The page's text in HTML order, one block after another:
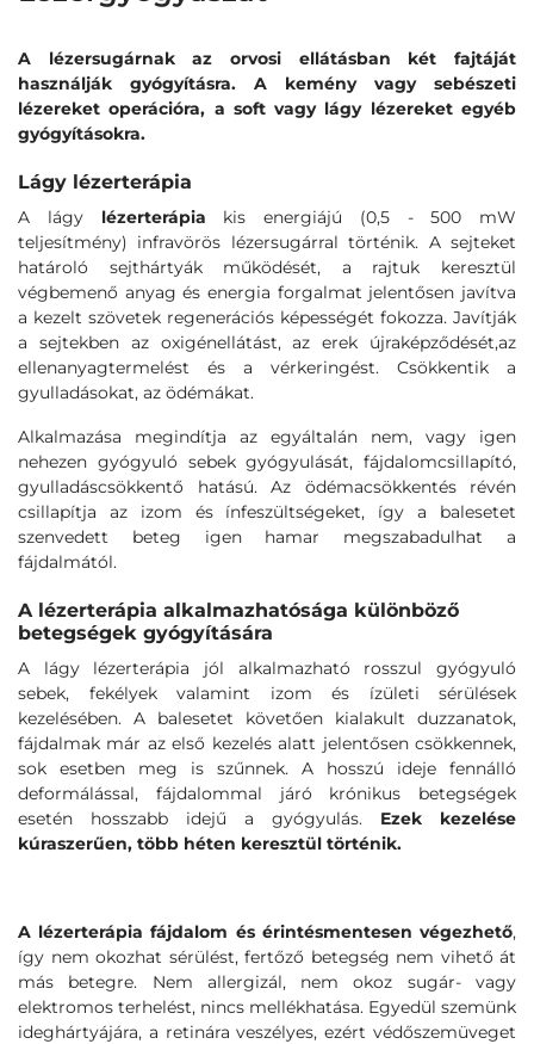
A lézersugárnak az orvosi ellátásban két fajtáját
használják gyógyításra. A kemény vagy sebészeti
lézereket operációra, a soft vagy lágy lézereket egyéb
gyógyításokra.
Lágy lézerterápia
A lágy lézerterápia kis energiájú (0,5 - 500 mW
teljesítmény) infravörös lézersugárral történik. A sejteket
határoló sejthártyák működését, a rajtuk keresztül
végbemenő anyag és energia forgalmat jelentősen javítva
a kezelt szövetek regenerációs képességét fokozza. Javítják
a sejtekben az oxigénellátást, az erek újraképződését,az
ellenanyagtermelést és a vérkeringést. Csökkentik a
gyulladásokat, az ödémákat.
Alkalmazása megindítja az egyáltalán nem, vagy igen
nehezen gyógyuló sebek gyógyulását, fájdalomcsillapító,
gyulladáscsökkentő hatású. Az ödémacsökkentés révén
csillapítja az izom és ínfeszültségeket, így a balesetet
szenvedett beteg igen hamar megszabadulhat a
fájdalmától.
A lézerterápia alkalmazhatósága különböző
betegségek gyógyítására
A lágy lézerterápia jól alkalmazható rosszul gyógyuló
sebek, fekélyek valamint izom és ízületi sérülések
kezelésében. A balesetet követően kialakult duzzanatok,
fájdalmak már az első kezelés alatt jelentősen csökkennek,
sok esetben meg is szűnnek. A hosszú ideje fennálló
deformálással, fájdalommal járó krónikus betegségek
esetén hosszabb idejű a gyógyulás. Ezek kezelése
kúraszerűen, több héten keresztül történik.
A lézerterápia fájdalom és érintésmentesen végezhető,
így nem okozhat sérülést, fertőző betegség nem vihető át
más betegre. Nem allergizál, nem okoz sugár- vagy
elektromos terhelést, nincs mellékhatása. Egyedül szemünk
ideghártyájára, a retinára veszélyes, ezért védőszemüveget